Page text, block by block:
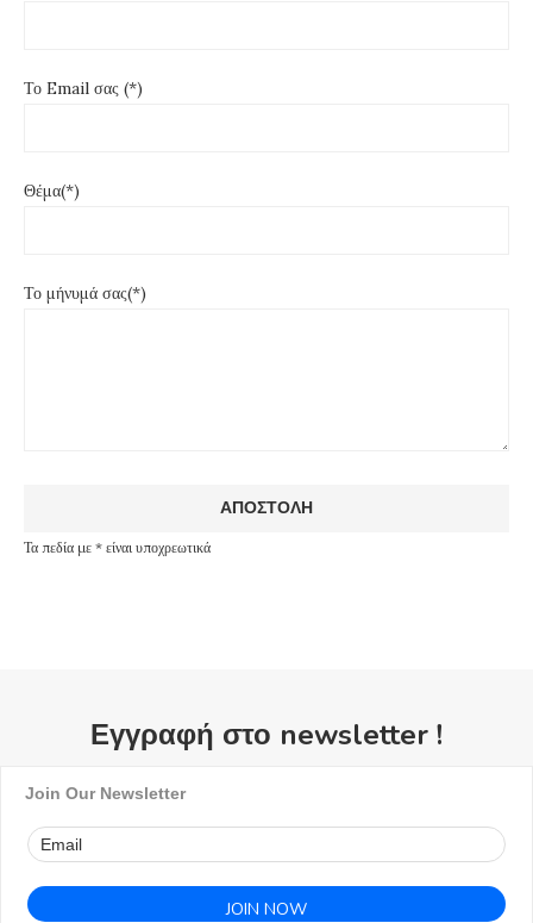
Το Email σας (*)
Θέμα(*)
Το μήνυμά σας(*)
Τα πεδία με * είναι υποχρεωτικά
Εγγραφή στο newsletter !
Join Our Newsletter